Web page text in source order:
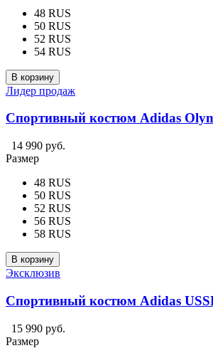
48 RUS
50 RUS
52 RUS
54 RUS
В корзину
Лидер продаж
Спортивный костюм Adidas
14 990 руб.
Размер
48 RUS
50 RUS
52 RUS
56 RUS
58 RUS
В корзину
Эксклюзив
Спортивный костюм Adidas
15 990 руб.
Размер